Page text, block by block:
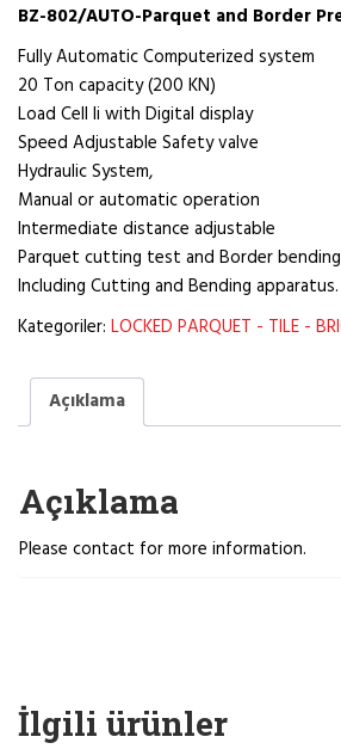
BZ-802/AUTO-Parquet and Border
Fully Automatic Computerized system
20 Ton capacity (200 KN)
Load Cell li with Digital display
Speed Adjustable Safety valve
Hydraulic System,
Manual or automatic operation
Intermediate distance adjustable
Parquet cutting test and Border
Including Cutting and Bending apparatus.
Kategoriler: LOCKED PARQUET - TILE -
Açıklama
Açıklama
Please contact for more information.
İlgili ürünler